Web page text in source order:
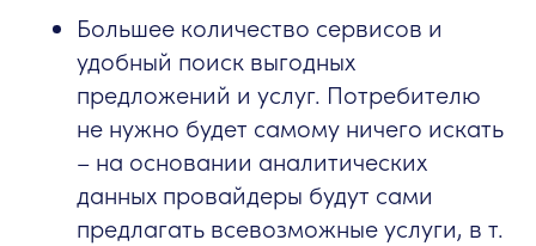
Большее количество сервисов и
удобный поиск выгодных
предложений и услуг. Потребителю
не нужно будет самому ничего искать
– на основании аналитических
данных провайдеры будут сами
предлагать всевозможные услуги, в т.